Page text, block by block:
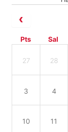
Pts Sal
27 28
3 4
10 11